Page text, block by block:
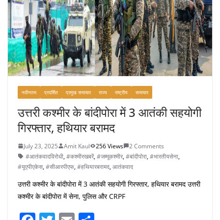
k
नवीनतम प्रदर्शित प्रमुख समाचार राज्य राष्ट्रीय समाचार
उत्तरी कश्मीर के बांदीपोरा में 3 आतंकी सहयोगी
गिरफ्तार, हथियार बरामद
July 23, 2025 Amit Kaul 256 Views
2 Comments
#आतंकवादविरोधी,#कश्मीरखबरें,#जम्मूकश्मीर,#बांदीपोरा,#भारतीयसेना,
#यूएपीएकेस,#सीआरपीएफ,#हथियारबरामद,आतंकवाद
उत्तरी कश्मीर के बांदीपोरा में 3 आतंकी सहयोगी गिरफ्तार, हथियार बरामद उत्तरी
कश्मीर के बांदीपोरा में सेना, पुलिस और CRPF